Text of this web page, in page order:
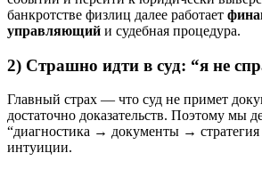
банкротстве физлиц далее работает
управляющий и судебная процедура.
2) Страшно идти в суд: “я не
Главный страх — что суд не примет
достаточно доказательств. Поэтому мы
“диагностика → документы →
интуиции.